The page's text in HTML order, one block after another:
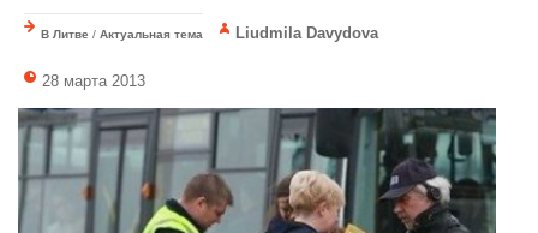
В Литве / Актуальная тема Liudmila Davydova
28 марта 2013